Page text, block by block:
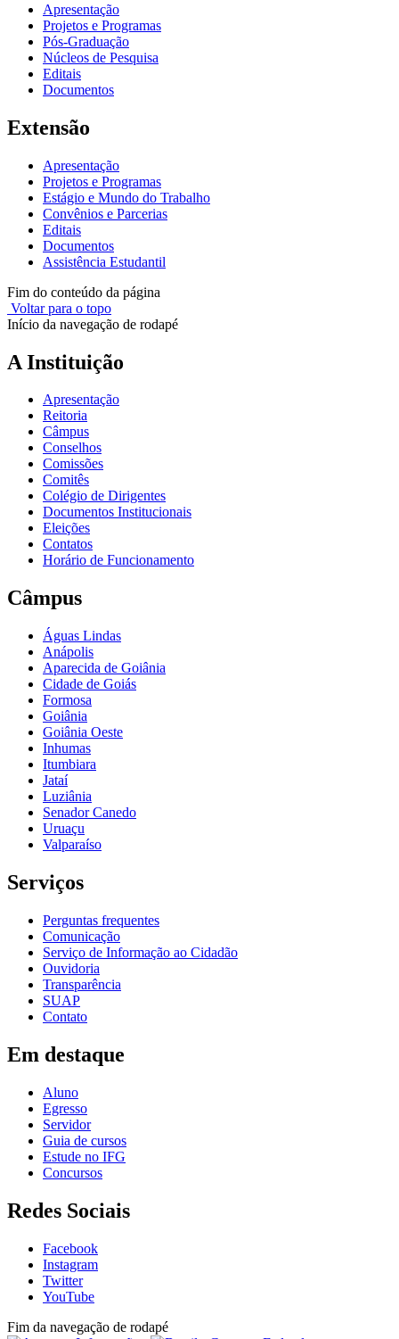
Apresentação
Projetos e Programas
Pós-Graduação
Núcleos de Pesquisa
Editais
Documentos
Extensão
Apresentação
Projetos e Programas
Estágio e Mundo do Trabalho
Convênios e Parcerias
Editais
Documentos
Assistência Estudantil
Fim do conteúdo da página
Voltar para o topo
Início da navegação de rodapé
A Instituição
Apresentação
Reitoria
Câmpus
Conselhos
Comissões
Comitês
Colégio de Dirigentes
Documentos Institucionais
Eleições
Contatos
Horário de Funcionamento
Câmpus
Águas Lindas
Anápolis
Aparecida de Goiânia
Cidade de Goiás
Formosa
Goiânia
Goiânia Oeste
Inhumas
Itumbiara
Jataí
Luziânia
Senador Canedo
Uruaçu
Valparaíso
Serviços
Perguntas frequentes
Comunicação
Serviço de Informação ao Cidadão
Ouvidoria
Transparência
SUAP
Contato
Em destaque
Aluno
Egresso
Servidor
Guia de cursos
Estude no IFG
Concursos
Redes Sociais
Facebook
Instagram
Twitter
YouTube
Fim da navegação de rodapé